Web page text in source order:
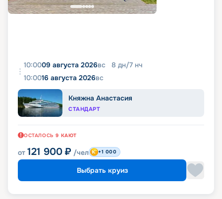
10:0009 августа 2026вс 8 дн/7 нч
10:0016 августа 2026вс
Княжна Анастасия
СТАНДАРТ
ОСТАЛОСЬ 9 КАЮТ
от 121 900 ₽ /чел +1 000
Выбрать круиз